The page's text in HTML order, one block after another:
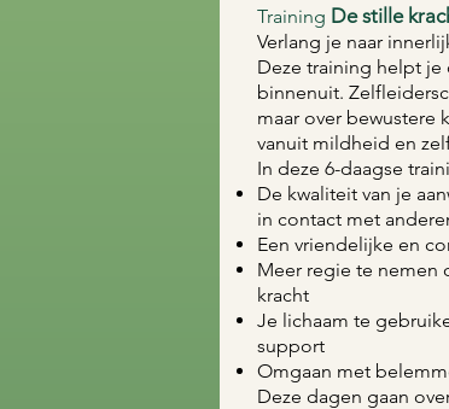
​​​​Training De stille
Verlang je naar
Deze training helpt
binnenuit.
maar over bewustere
vanuit mildheid en
In deze 6-daagse
De kwaliteit van je
in contact met
Een vriendelijke en
Meer regie te nemen
kracht
Je lichaam te
support
Omgaan met
Deze dagen gaan